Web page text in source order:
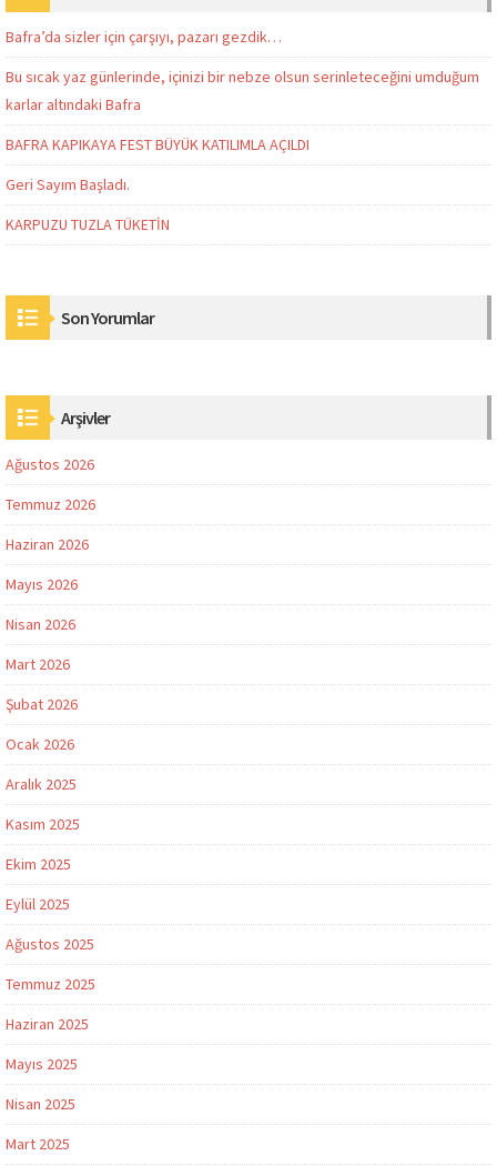
Bafra’da sizler için çarşıyı, pazarı gezdik…
Bu sıcak yaz günlerinde, içinizi bir nebze olsun serinleteceğini umduğum
karlar altındaki Bafra
BAFRA KAPIKAYA FEST BÜYÜK KATILIMLA AÇILDI
Geri Sayım Başladı.
KARPUZU TUZLA TÜKETİN
Son Yorumlar
Arşivler
Ağustos 2026
Temmuz 2026
Haziran 2026
Mayıs 2026
Nisan 2026
Mart 2026
Şubat 2026
Ocak 2026
Aralık 2025
Kasım 2025
Ekim 2025
Eylül 2025
Ağustos 2025
Temmuz 2025
Haziran 2025
Mayıs 2025
Nisan 2025
Mart 2025